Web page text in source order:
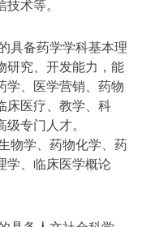
术等。
具备药学学科基本理
研究、开发能力，能
学、医学营销、药物
床医疗、教学、科
专门人才。
物学、药物化学、药
学、临床医学概论